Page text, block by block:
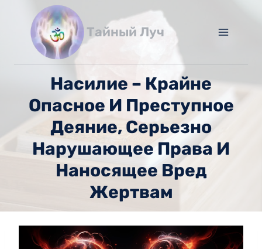
содержимому
Тайный Луч
Насилие – Крайне
Опасное И Преступное
Деяние, Серьезно
Нарушающее Права И
Наносящее Вред
Жертвам